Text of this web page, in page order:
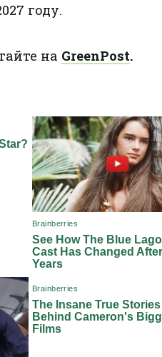
году.
на GreenPost.